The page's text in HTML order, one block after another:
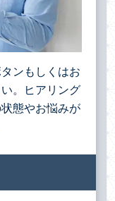
ンもしくはお
。ヒアリング
態やお悩みが